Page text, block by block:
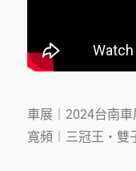
車展｜2024台南
寬頻︱三冠王‧雙